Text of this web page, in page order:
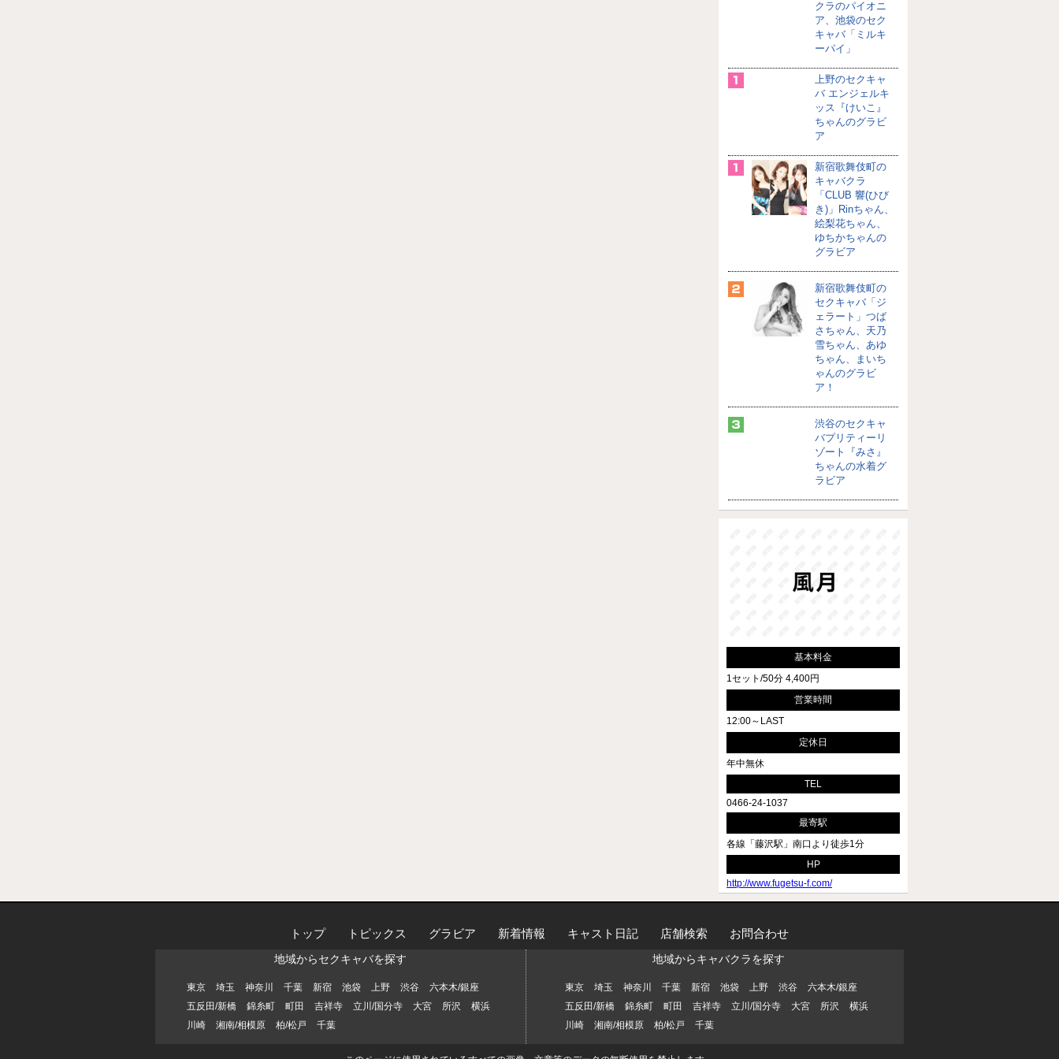
クラのパイオニ
ア、池袋のセク
キャバ「ミルキ
ーパイ」
上野のセクキャ
バ エンジェルキ
ッス『けいこ』
ちゃんのグラビ
ア
新宿歌舞伎町の
キャバクラ
「CLUB 響(ひび
き)」Rinちゃん、
絵梨花ちゃん、
ゆちかちゃんの
グラビア
新宿歌舞伎町の
セクキャバ「ジ
ェラート」つば
さちゃん、天乃
雪ちゃん、あゆ
ちゃん、まいち
ゃんのグラビ
ア！
渋谷のセクキャ
バプリティーリ
ゾート『みさ』
ちゃんの水着グ
ラビア
基本料金
1セット/50分 4,400円
営業時間
12:00～LAST
定休日
年中無休
TEL
0466-24-1037
最寄駅
各線「藤沢駅」南口より徒歩1分
HP
http://www.fugetsu-f.com/
トップ トピックス グラビア 新着情報 キャスト日記 店舗検索 お問合わせ
地域からセクキャバを探す
東京 埼玉 神奈川 千葉 新宿 池袋 上野 渋谷
六本木/銀座
五反田/新橋
錦糸町 町田 吉祥寺 立川/国分寺 大宮 所沢
横浜
川崎
湘南/相模原 柏/松戸 千葉
地域からキャバクラを探す
東京 埼玉 神奈川 千葉 新宿 池袋 上野 渋谷
六本木/銀座
五反田/新橋
錦糸町 町田 吉祥寺 立川/国分寺 大宮 所沢
横浜
川崎
湘南/相模原 柏/松戸 千葉